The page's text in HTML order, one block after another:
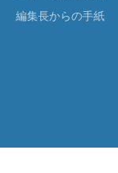
編集長からの手紙